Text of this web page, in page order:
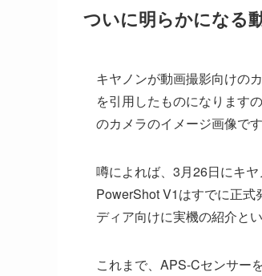
ついに明らかになる
キヤノンが動画撮影向けの
を引用したものになります
のカメラのイメージ画像です
噂によれば、3月26日にキ
PowerShot V1はすでに正式
ディア向けに実機の紹介と
これまで、APS-Cセンサー